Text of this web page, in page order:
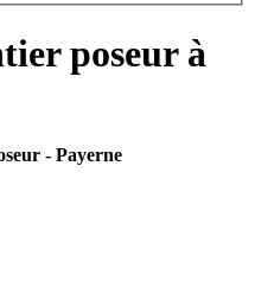
poseur à
- Payerne